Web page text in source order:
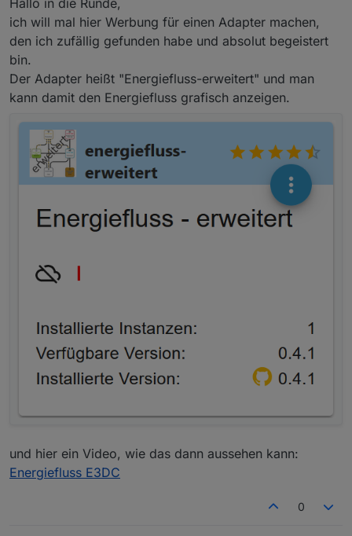
ich will mal hier Werbung für einen Adapter machen,
den ich zufällig gefunden habe und absolut begeistert
bin.
Der Adapter heißt "Energiefluss-erweitert" und man
kann damit den Energiefluss grafisch anzeigen.
und hier ein Video, wie das dann aussehen kann:
Energiefluss E3DC
0